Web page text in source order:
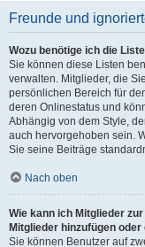
Freunde und
Wozu benötige ich die
Sie können diese Listen
verwalten. Mitglieder, die
persönlichen Bereich für
deren Onlinestatus und
Abhängig von dem Style,
auch hervorgehoben sein.
Sie seine Beiträge
Nach oben
Wie kann ich Mitglieder
Mitglieder hinzufügen
Sie können Benutzer auf